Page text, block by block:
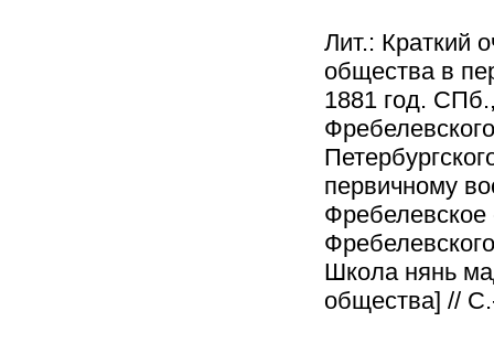
Лит.: Краткий
общества в
1881 год.
первичному
Фребелевское
Школа нянь
общества] //